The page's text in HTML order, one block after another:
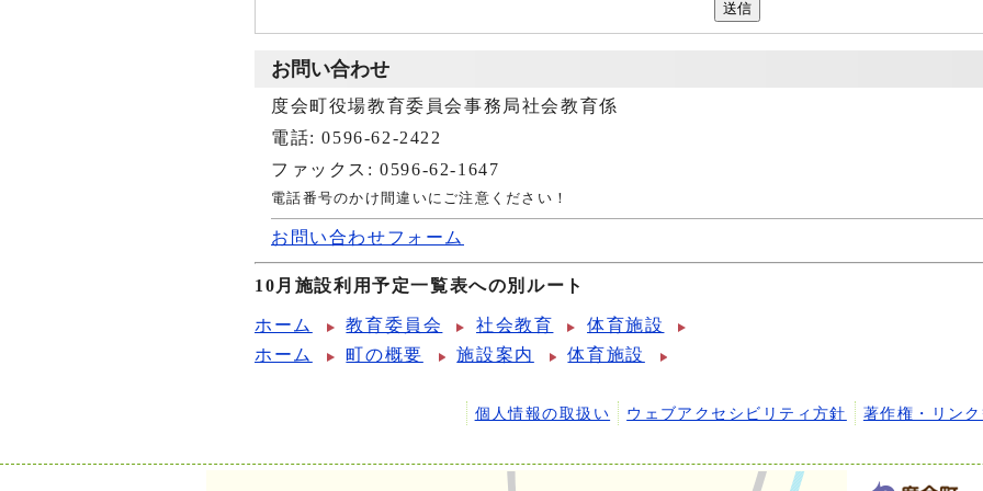
お問い合わせ
度会町役場教育委員会事務局社会教育係
電話: 0596-62-2422
ファックス: 0596-62-1647
電話番号のかけ間違いにご注意ください！
お問い合わせフォーム
10月施設利用予定一覧表への別ルート
ホーム 教育委員会 社会教育
体育施設
ホーム
町の概要 施設案内 体育施設
個人情報の取扱い ウェブアクセシビリティ方針 著作権・リン